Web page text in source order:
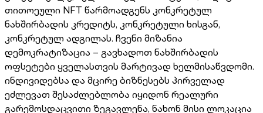
თითოეული NFT წარმოადგენს კონკრეტულ
ნახშირბადის კრედიტს, კონკრეტული ხისგან,
კონკრეტულ ადგილას. ჩვენი მიზანია
დემოკრატიზაცია – გავხადოთ ნახშირბადის
ოფსეტები ყველასთვის მარტივად ხელმისაწვდომი.
ინდივიდებსა და მცირე ბიზნესებს პირველად
ეძლევათ შესაძლებლობა იყიდონ რეალური
გარემოსდაცვითი ზეგავლენა, ნახონ მისი ლოკაცია